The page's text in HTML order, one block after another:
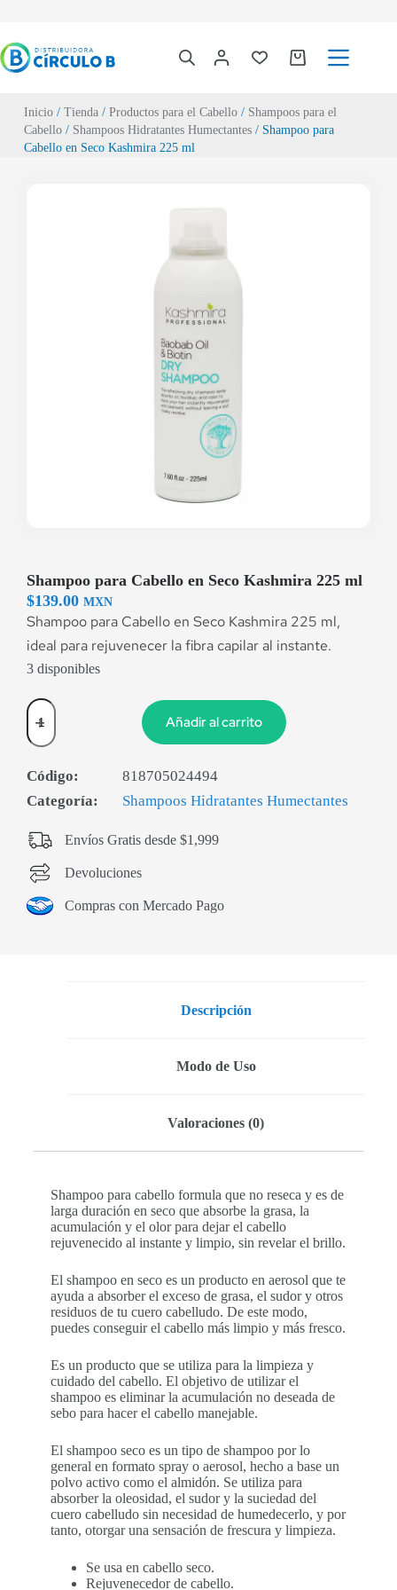
Inicio/ Tienda/ Productos para el Cabello/ Shampoos para el
Cabello/ Shampoos Hidratantes Humectantes/ Shampoo para
Cabello en Seco Kashmira 225 ml
Shampoo para Cabello en Seco Kashmira 225 ml
$139.00 MXN
Shampoo para Cabello en Seco Kashmira 225 ml,
ideal para rejuvenecer la fibra capilar al instante.
3 disponibles
Añadir al carrito
Código:
818705024494
Categoría:
Shampoos Hidratantes Humectantes
Envíos Gratis desde $1,999
Devoluciones
Compras con Mercado Pago
Descripción
Modo de Uso
Valoraciones (0)
Shampoo para cabello formula que no reseca y es de
larga duración en seco que absorbe la grasa, la
acumulación y el olor para dejar el cabello
rejuvenecido al instante y limpio, sin revelar el brillo.
El shampoo en seco es un producto en aerosol que te
ayuda a absorber el exceso de grasa, el sudor y otros
residuos de tu cuero cabelludo. De este modo,
puedes conseguir el cabello más limpio y más fresco.
Es un producto que se utiliza para la limpieza y
cuidado del cabello. El objetivo de utilizar el
shampoo es eliminar la acumulación no deseada de
sebo para hacer el cabello manejable.
El shampoo seco es un tipo de shampoo por lo
general en formato spray o aerosol, hecho a base un
polvo activo como el almidón. Se utiliza para
absorber la oleosidad, el sudor y la suciedad del
cuero cabelludo sin necesidad de humedecerlo, y por
tanto, otorgar una sensación de frescura y limpieza.
Se usa en cabello seco.
Rejuvenecedor de cabello.